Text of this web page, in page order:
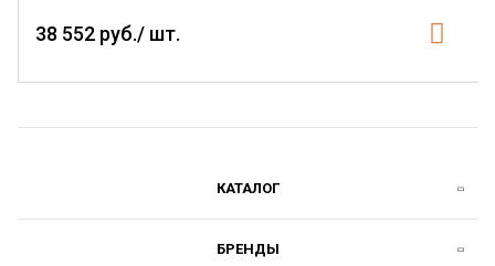
38 552 руб./ шт.
КАТАЛОГ
БРЕНДЫ